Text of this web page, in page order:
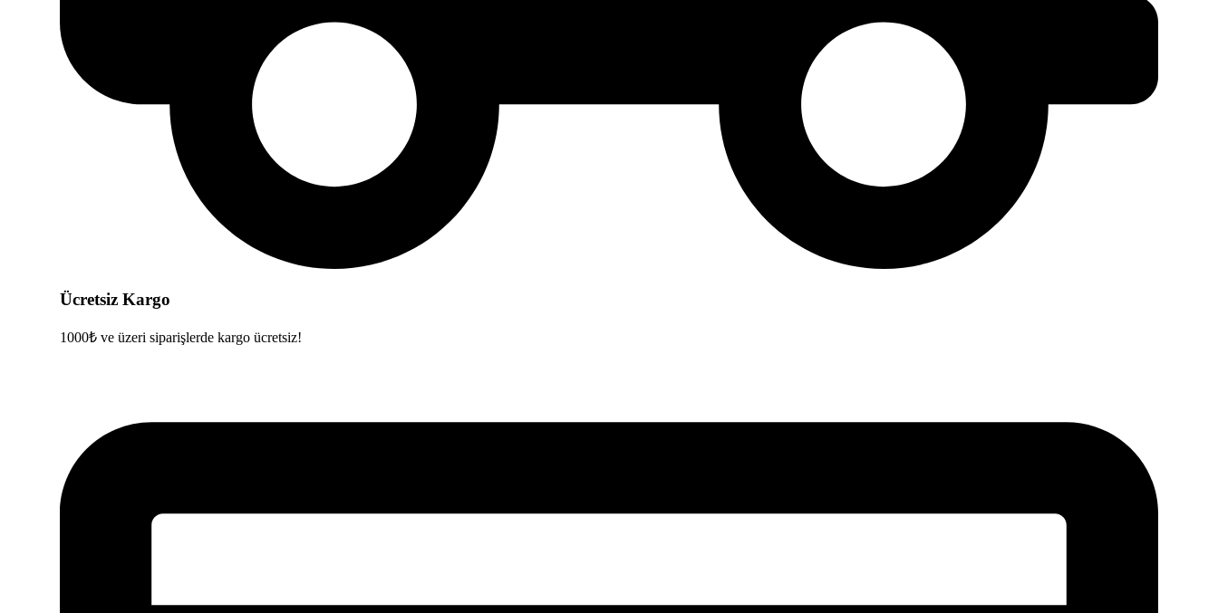
Ücretsiz Kargo
1000₺ ve üzeri siparişlerde kargo ücretsiz!